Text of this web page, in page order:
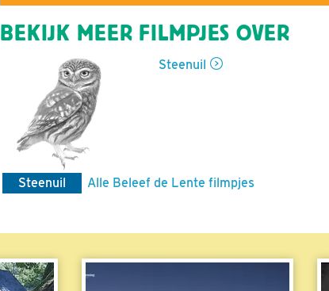
BEKIJK MEER FILMPJES OVER
Steenuil
Steenuil Alle Beleef de Lente filmpjes